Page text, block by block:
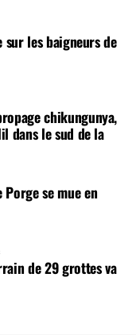
sur les baigneurs de
chikungunya,
dans le sud de la
Porge se mue en
de 29 grottes va